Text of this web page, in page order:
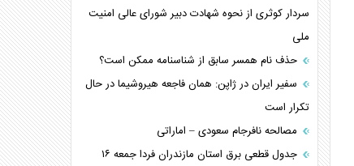
سردار کوثری از نحوه شهادت دبیر شورای عالی امنیت
ملی
حذف نام همسر سابق از شناسنامه ممکن است؟
سفیر ایران در ژاپن: همان فاجعه هیروشیما در حال
تکرار است
مصالحه نافرجام سعودی – اماراتی
جدول قطعی برق استان مازندران فردا جمعه ۱۶